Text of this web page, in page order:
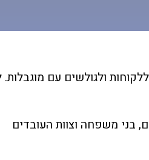
ולגולשים עם
בני משפחה וצוות העובדים